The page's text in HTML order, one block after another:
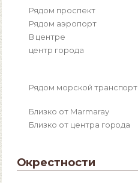
Рядом проспект
Рядом аэропорт
В центре
центр города
Рядом морской транспорт
Близко от Marmaray
Близко от центра города
Окрестности